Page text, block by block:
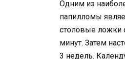
Одним из
папилломы
столовые ложки
минут. Затем
3 недель.